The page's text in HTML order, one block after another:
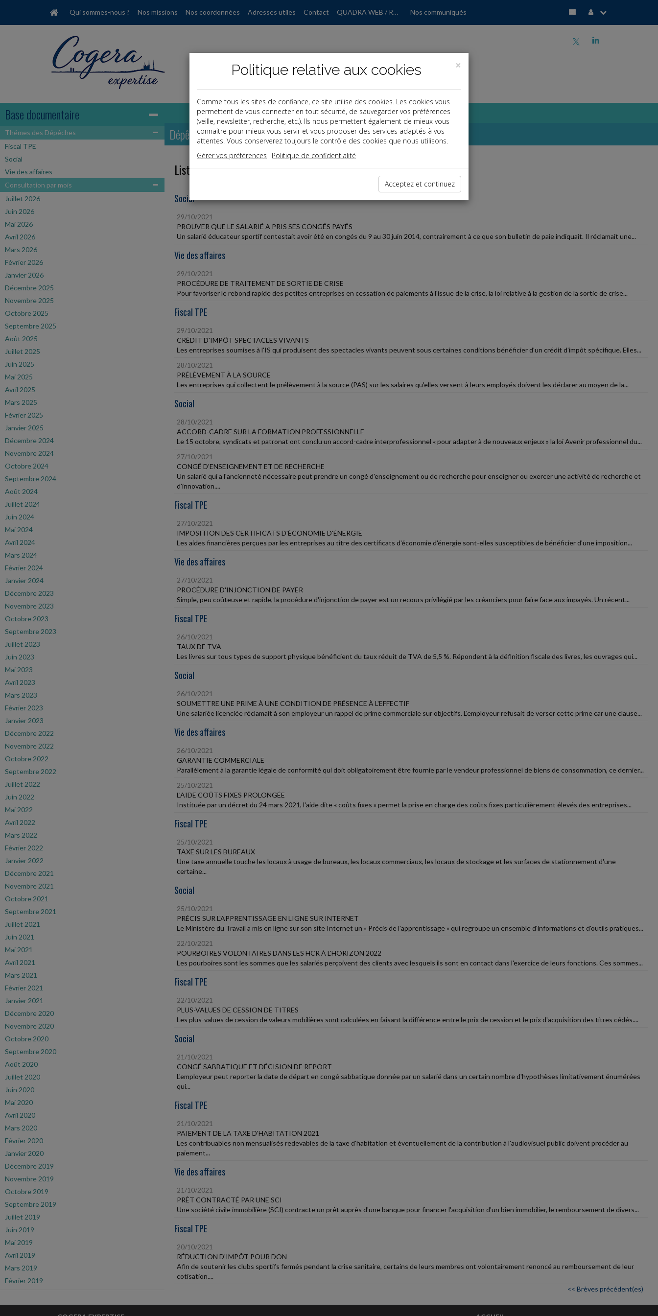
Qui sommes-nous ? Nos missions Nos coordonnées Adresses utiles Contact QUADRA WEB / RGPD Nos communiqués
j
a
Base documentaire
Thémes des Dépêches
Fiscal TPE
Social
Vie des affaires
Consultation par mois
Juillet 2026
Juin 2026
Mai 2026
Avril 2026
Mars 2026
Février 2026
Janvier 2026
Décembre 2025
Novembre 2025
Octobre 2025
Septembre 2025
Août 2025
Juillet 2025
Juin 2025
Mai 2025
Avril 2025
Mars 2025
Février 2025
Janvier 2025
Décembre 2024
Novembre 2024
Octobre 2024
Septembre 2024
Août 2024
Juillet 2024
Juin 2024
Mai 2024
Avril 2024
Mars 2024
Février 2024
Janvier 2024
Décembre 2023
Novembre 2023
Octobre 2023
Septembre 2023
Juillet 2023
Juin 2023
Mai 2023
Avril 2023
Mars 2023
Février 2023
Janvier 2023
Décembre 2022
Novembre 2022
Octobre 2022
Septembre 2022
Juillet 2022
Juin 2022
Mai 2022
Avril 2022
Mars 2022
Février 2022
Janvier 2022
Décembre 2021
Novembre 2021
Octobre 2021
Septembre 2021
Juillet 2021
Juin 2021
Mai 2021
Avril 2021
Mars 2021
Février 2021
Janvier 2021
Décembre 2020
Novembre 2020
Octobre 2020
Septembre 2020
Août 2020
Juillet 2020
Juin 2020
Mai 2020
Avril 2020
Mars 2020
Février 2020
Janvier 2020
Décembre 2019
Novembre 2019
Octobre 2019
Septembre 2019
Juillet 2019
Juin 2019
Mai 2019
Avril 2019
Mars 2019
Février 2019
Dépêches
Liste des dernières dépêches
Social
29/10/2021
PROUVER QUE LE SALARIÉ A PRIS SES CONGÉS PAYÉS
Un salarié éducateur sportif contestait avoir été en congés du 9 au 30 juin 2014, contrairement à ce que son bulletin de paie indiquait. Il réclamait une...
Vie des affaires
29/10/2021
PROCÉDURE DE TRAITEMENT DE SORTIE DE CRISE
Pour favoriser le rebond rapide des petites entreprises en cessation de paiements à l'issue de la crise, la loi relative à la gestion de la sortie de crise...
Fiscal TPE
29/10/2021
CRÉDIT D'IMPÔT SPECTACLES VIVANTS
Les entreprises soumises à l'IS qui produisent des spectacles vivants peuvent sous certaines conditions bénéficier d'un crédit d'impôt spécifique. Elles...
28/10/2021
PRÉLÈVEMENT À LA SOURCE
Les entreprises qui collectent le prélèvement à la source (PAS) sur les salaires qu'elles versent à leurs employés doivent les déclarer au moyen de la...
Social
28/10/2021
ACCORD-CADRE SUR LA FORMATION PROFESSIONNELLE
Le 15 octobre, syndicats et patronat ont conclu un accord-cadre interprofessionnel « pour adapter à de nouveaux enjeux » la loi Avenir professionnel du...
27/10/2021
CONGÉ D'ENSEIGNEMENT ET DE RECHERCHE
Un salarié qui a l'ancienneté nécessaire peut prendre un congé d'enseignement ou de recherche pour enseigner ou exercer une activité de recherche et
d'innovation....
Fiscal TPE
27/10/2021
IMPOSITION DES CERTIFICATS D'ÉCONOMIE D'ÉNERGIE
Les aides financières perçues par les entreprises au titre des certificats d'économie d'énergie sont-elles susceptibles de bénéficier d'une imposition...
Vie des affaires
27/10/2021
PROCÉDURE D'INJONCTION DE PAYER
Simple, peu coûteuse et rapide, la procédure d'injonction de payer est un recours privilégié par les créanciers pour faire face aux impayés. Un récent...
Fiscal TPE
26/10/2021
TAUX DE TVA
Les livres sur tous types de support physique bénéficient du taux réduit de TVA de 5,5 %. Répondent à la définition fiscale des livres, les ouvrages qui...
Social
26/10/2021
SOUMETTRE UNE PRIME À UNE CONDITION DE PRÉSENCE À L'EFFECTIF
Une salariée licenciée réclamait à son employeur un rappel de prime commerciale sur objectifs. L'employeur refusait de verser cette prime car une clause...
Vie des affaires
26/10/2021
GARANTIE COMMERCIALE
Parallèlement à la garantie légale de conformité qui doit obligatoirement être fournie par le vendeur professionnel de biens de consommation, ce dernier...
25/10/2021
L'AIDE COÛTS FIXES PROLONGÉE
Instituée par un décret du 24 mars 2021, l'aide dite « coûts fixes » permet la prise en charge des coûts fixes particulièrement élevés des entreprises...
Fiscal TPE
25/10/2021
TAXE SUR LES BUREAUX
Une taxe annuelle touche les locaux à usage de bureaux, les locaux commerciaux, les locaux de stockage et les surfaces de stationnement d'une
certaine...
Social
25/10/2021
PRÉCIS SUR L'APPRENTISSAGE EN LIGNE SUR INTERNET
Le Ministère du Travail a mis en ligne sur son site Internet un « Précis de l'apprentissage » qui regroupe un ensemble d'informations et d'outils pratiques...
22/10/2021
POURBOIRES VOLONTAIRES DANS LES HCR À L'HORIZON 2022
Les pourboires sont les sommes que les salariés perçoivent des clients avec lesquels ils sont en contact dans l'exercice de leurs fonctions. Ces sommes...
Fiscal TPE
22/10/2021
PLUS-VALUES DE CESSION DE TITRES
Les plus-values de cession de valeurs mobilières sont calculées en faisant la différence entre le prix de cession et le prix d'acquisition des titres cédés....
Social
21/10/2021
CONGÉ SABBATIQUE ET DÉCISION DE REPORT
L'employeur peut reporter la date de départ en congé sabbatique donnée par un salarié dans un certain nombre d'hypothèses limitativement énumérées
qui...
Fiscal TPE
21/10/2021
PAIEMENT DE LA TAXE D'HABITATION 2021
Les contribuables non mensualisés redevables de la taxe d'habitation et éventuellement de la contribution à l'audiovisuel public doivent procéder au
paiement...
Vie des affaires
21/10/2021
PRÊT CONTRACTÉ PAR UNE SCI
Une société civile immobilière (SCI) contracte un prêt auprès d'une banque pour financer l'acquisition d'un bien immobilier, le remboursement de divers...
Fiscal TPE
20/10/2021
RÉDUCTION D'IMPÔT POUR DON
Afin de soutenir les clubs sportifs fermés pendant la crise sanitaire, certains de leurs membres ont volontairement renoncé au remboursement de leur
cotisation....
<< Brèves précédent(es)
×
Politique relative aux cookies
Comme tous les sites de confiance, ce site utilise des cookies. Les cookies vous
permettent de vous connecter en tout sécurité, de sauvegarder vos préférences
(veille, newsletter, recherche, etc.). Ils nous permettent également de mieux vous
connaitre pour mieux vous servir et vous proposer des services adaptés à vos
attentes. Vous conserverez toujours le contrôle des cookies que nous utilisons.
Gérer vos préférences
Politique de confidentialité
Acceptez et continuez